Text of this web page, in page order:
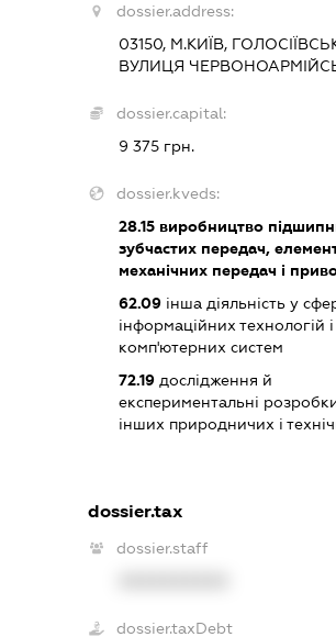
dossier.address:
03150, М.КИЇВ,
ВУЛИЦЯ
dossier.capital:
9 375 грн.
dossier.kveds:
28.15виробництво
зубчастих передач,
механічних передач і
62.09інша діяльність у
інформаційних технологій і
комп'ютерних систем
72.19дослідження й
експериментальні
інших природничих і
dossier.tax
dossier.staff
dossier.taxDebt